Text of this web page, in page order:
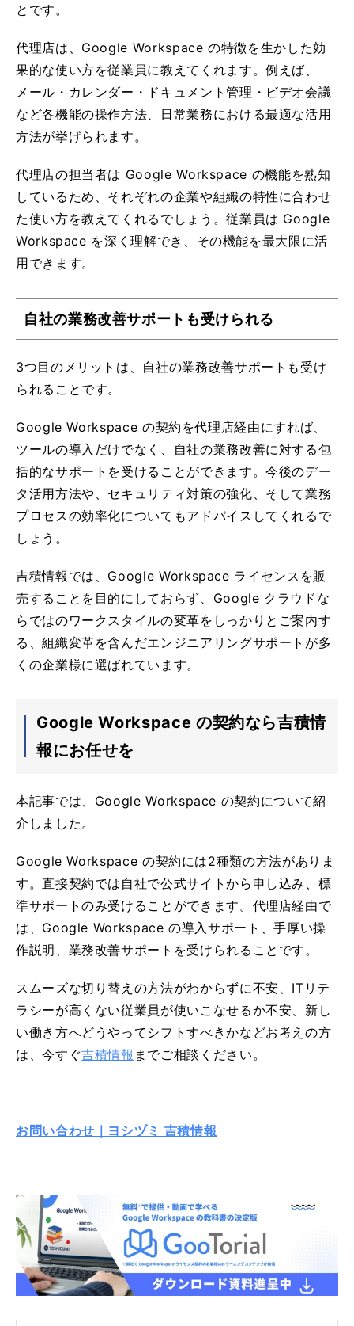
とです。
代理店は、Google Workspace の特徴を生かした効
果的な使い方を従業員に教えてくれます。例えば、
メール・カレンダー・ドキュメント管理・ビデオ会議
など各機能の操作方法、日常業務における最適な活用
方法が挙げられます。
代理店の担当者は Google Workspace の機能を熟知
しているため、それぞれの企業や組織の特性に合わせ
た使い方を教えてくれるでしょう。従業員は Google
Workspace を深く理解でき、その機能を最大限に活
用できます。
自社の業務改善サポートも受けられる
3つ目のメリットは、自社の業務改善サポートも受け
られることです。
Google Workspace の契約を代理店経由にすれば、
ツールの導入だけでなく、自社の業務改善に対する包
括的なサポートを受けることができます。今後のデー
タ活用方法や、セキュリティ対策の強化、そして業務
プロセスの効率化についてもアドバイスしてくれるで
しょう。
吉積情報では、Google Workspace ライセンスを販
売することを目的にしておらず、Google クラウドな
らではのワークスタイルの変革をしっかりとご案内す
る、組織変革を含んだエンジニアリングサポートが多
くの企業様に選ばれています。
Google Workspace の契約なら吉積情
報にお任せを
本記事では、Google Workspace の契約について紹
介しました。
Google Workspace の契約には2種類の方法がありま
す。直接契約では自社で公式サイトから申し込み、標
準サポートのみ受けることができます。代理店経由で
は、Google Workspace の導入サポート、手厚い操
作説明、業務改善サポートを受けられることです。
スムーズな切り替えの方法がわからずに不安、ITリテ
ラシーが高くない従業員が使いこなせるか不安、新し
い働き方へどうやってシフトすべきかなどお考えの方
は、今すぐ吉積情報 までご相談ください。
お問い合わせ｜ヨシヅミ 吉積情報